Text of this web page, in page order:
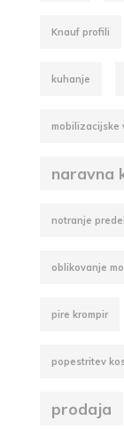
Knauf profili
kuhanje
mobilizacijske
naravna
notranje
oblikovanje
pire krompir
popestritev
prodaja